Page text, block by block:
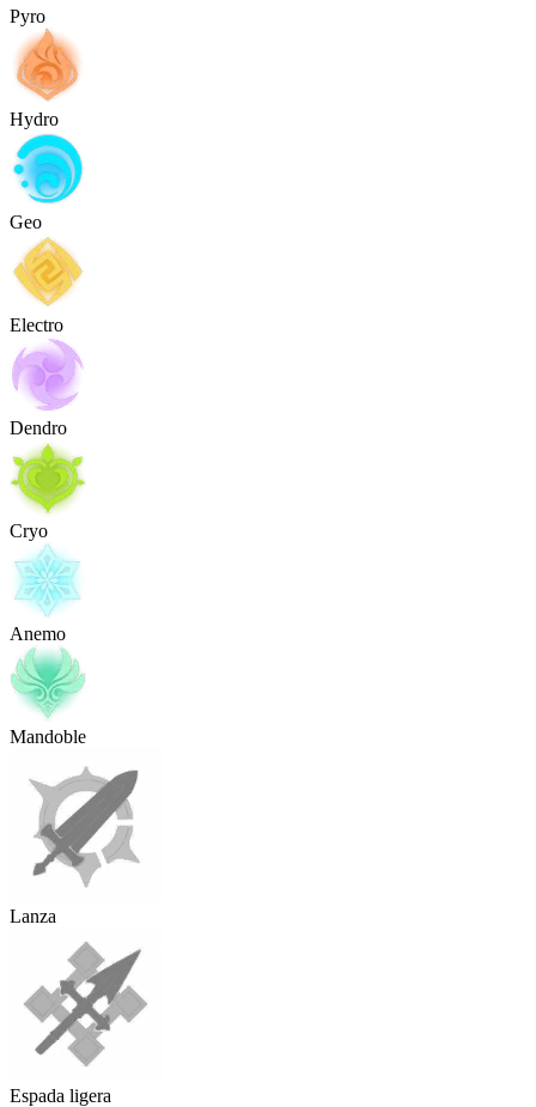
Pyro
Hydro
Geo
Electro
Dendro
Cryo
Anemo
Mandoble
Lanza
Espada ligera